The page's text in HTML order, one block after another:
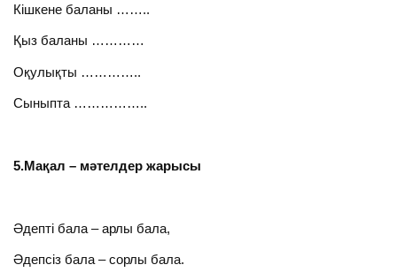
Кішкене баланы ……..
Қыз баланы …………
Оқулықты …………..
Сыныпта ……………..
5.Мақал – мәтелдер жарысы
Әдепті бала – арлы бала,
Әдепсіз бала – сорлы бала.